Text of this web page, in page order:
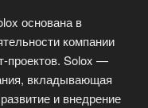
основана в
компании
проектов. Solox —
вкладывающая
и внедрение